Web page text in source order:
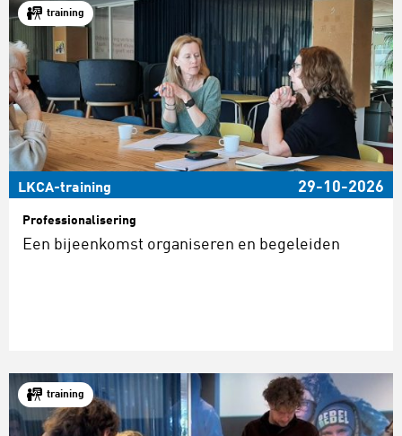
training
LKCA-training 29-10-2026
Professionalisering
Een bijeenkomst organiseren en begeleiden
training